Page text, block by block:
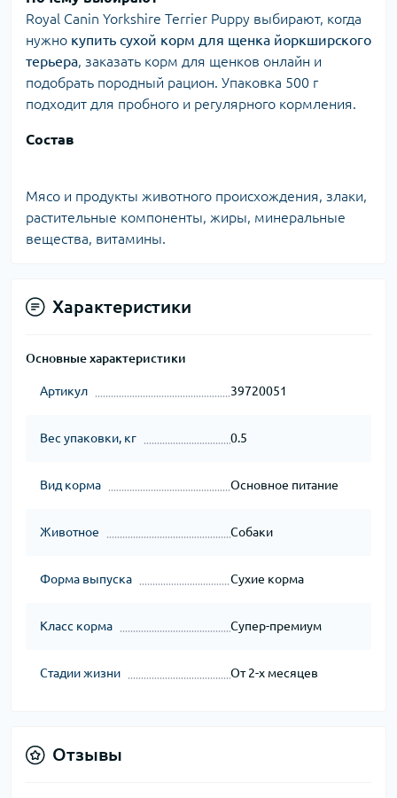
Royal Canin Yorkshire Terrier Puppy выбирают, когда
нужно купить сухой корм для щенка йоркширского
терьера, заказать корм для щенков онлайн и
подобрать породный рацион. Упаковка 500 г
подходит для пробного и регулярного кормления.
Состав
Мясо и продукты животного происхождения, злаки,
растительные компоненты, жиры, минеральные
вещества, витамины.
Характеристики
Основные характеристики
Артикул 39720051
Вес упаковки, кг 0.5
Вид корма Основное питание
Животное Собаки
Форма выпуска Сухие корма
Класс корма Супер-премиум
Стадии жизни От 2-х месяцев
Отзывы